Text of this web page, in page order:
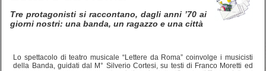
Tre protagonisti si raccontano, dagli anni ’70 ai
giorni nostri: una banda, un ragazzo e una città
Lo spettacolo di teatro musicale “Lettere da Roma” coinvolge i musicisti
della Banda, guidati dal M° Silverio Cortesi, su testi di Franco Moretti ed